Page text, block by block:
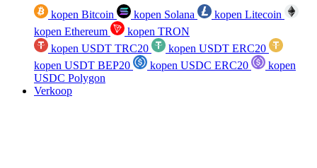
kopen Bitcoin kopen Solana
kopen Litecoin
kopen Ethereum
kopen TRON
kopen USDT TRC20
kopen USDT ERC20
kopen USDT BEP20
kopen USDC ERC20
kopen
USDC Polygon
Verkoop